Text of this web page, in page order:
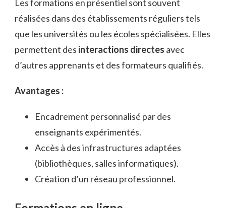
Les formations en présentiel sont souvent
réalisées dans des établissements réguliers tels
que les universités ou les écoles spécialisées. Elles
permettent des interactions directes avec
d’autres apprenants et des formateurs qualifiés.
Avantages :
Encadrement personnalisé par des
enseignants expérimentés.
Accès à des infrastructures adaptées
(bibliothèques, salles informatiques).
Création d’un réseau professionnel.